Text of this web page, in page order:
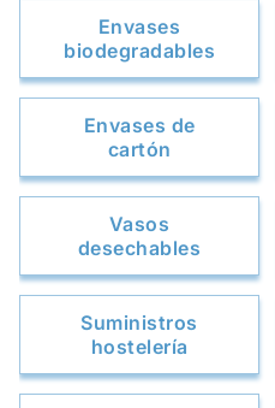
Envases
biodegradables
Envases de
cartón
Vasos
desechables
Suministros
hostelería